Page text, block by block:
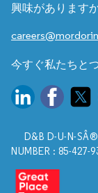
興味があります
今すぐ私たちと
D&B D-U-N-SÂ®
NUMBER : 85-427-